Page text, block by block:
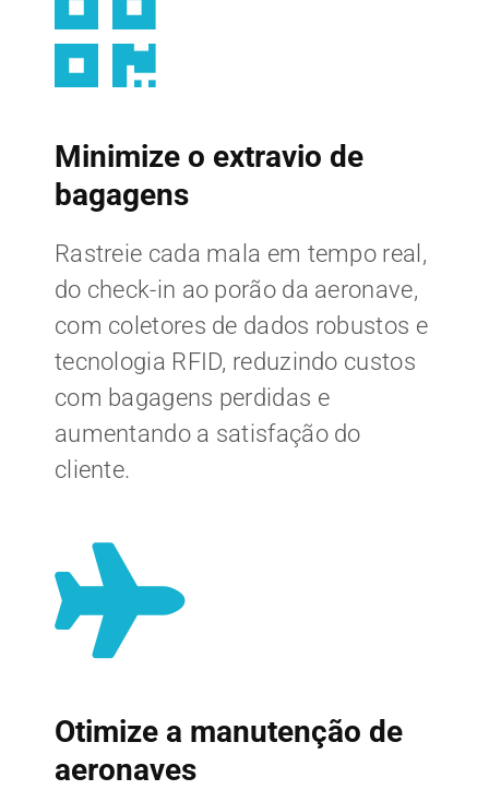
Minimize o extravio de
bagagens
Rastreie cada mala em tempo real,
do check-in ao porão da aeronave,
com coletores de dados robustos e
tecnologia RFID, reduzindo custos
com bagagens perdidas e
aumentando a satisfação do
cliente.
Otimize a manutenção de
aeronaves